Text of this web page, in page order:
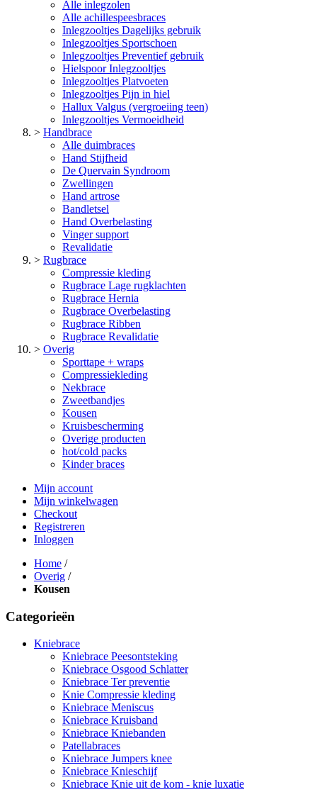
Alle inlegzolen
Alle achillespeesbraces
Inlegzooltjes Dagelijks gebruik
Inlegzooltjes Sportschoen
Inlegzooltjes Preventief gebruik
Hielspoor Inlegzooltjes
Inlegzooltjes Platvoeten
Inlegzooltjes Pijn in hiel
Hallux Valgus (vergroeiing teen)
Inlegzooltjes Vermoeidheid
> Handbrace
Alle duimbraces
Hand Stijfheid
De Quervain Syndroom
Zwellingen
Hand artrose
Bandletsel
Hand Overbelasting
Vinger support
Revalidatie
> Rugbrace
Compressie kleding
Rugbrace Lage rugklachten
Rugbrace Hernia
Rugbrace Overbelasting
Rugbrace Ribben
Rugbrace Revalidatie
> Overig
Sporttape + wraps
Compressiekleding
Nekbrace
Zweetbandjes
Kousen
Kruisbescherming
Overige producten
hot/cold packs
Kinder braces
Mijn account
Mijn winkelwagen
Checkout
Registreren
Inloggen
Home /
Overig /
Kousen
Categorieën
Kniebrace
Kniebrace Peesontsteking
Kniebrace Osgood Schlatter
Kniebrace Ter preventie
Knie Compressie kleding
Kniebrace Meniscus
Kniebrace Kruisband
Kniebrace Kniebanden
Patellabraces
Kniebrace Jumpers knee
Kniebrace Knieschijf
Kniebrace Knie uit de kom - knie luxatie